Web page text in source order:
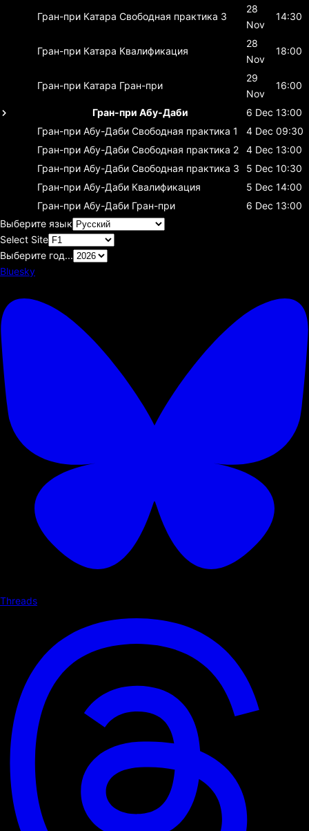
Гран-при Катара Свободная практика 3
28
Nov
14:30
Гран-при Катара Квалификация
28
Nov
18:00
Гран-при Катара Гран-при
29
Nov
16:00
Гран-при Абу-Даби 6 Dec 13:00
Гран-при Абу-Даби Свободная практика 1 4 Dec 09:30
Гран-при Абу-Даби Свободная практика 2 4 Dec 13:00
Гран-при Абу-Даби Свободная практика 3 5 Dec 10:30
Гран-при Абу-Даби Квалификация 5 Dec 14:00
Гран-при Абу-Даби Гран-при 6 Dec 13:00
Выберите язык
Select Site
Выберите год...
Bluesky
Threads